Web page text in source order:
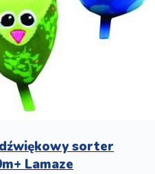
sorter
Lamaze